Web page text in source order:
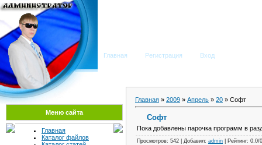
Главная Регистрация Вход
Меню сайта
Главная
Каталог файлов
Главная » 2009 » Апрель » 20 » Софт
Софт
Пока добавлены парочка программ в
Просмотров: 542 | Добавил: admin | Рейтинг: